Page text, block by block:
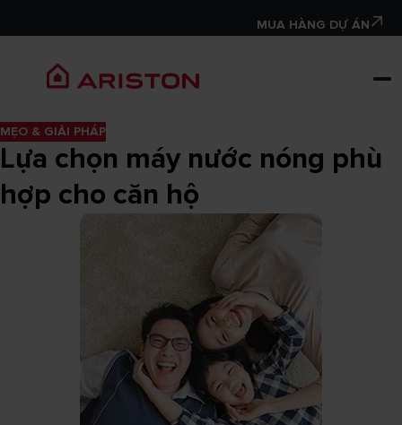
MUA HÀNG DỰ ÁN
MẸO & GIẢI PHÁP
Lựa chọn máy nước nóng phù
hợp cho căn hộ